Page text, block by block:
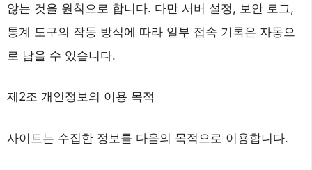
않는 것을 원칙으로 합니다. 다만 서버 설정, 보안 로그,
통계 도구의 작동 방식에 따라 일부 접속 기록은 자동으
로 남을 수 있습니다.
제2조 개인정보의 이용 목적
사이트는 수집한 정보를 다음의 목적으로 이용합니다.